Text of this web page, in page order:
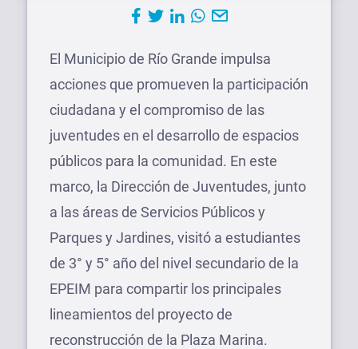
El Municipio de Río Grande impulsa
acciones que promueven la participación
ciudadana y el compromiso de las
juventudes en el desarrollo de espacios
públicos para la comunidad. En este
marco, la Dirección de Juventudes, junto
a las áreas de Servicios Públicos y
Parques y Jardines, visitó a estudiantes
de 3° y 5° año del nivel secundario de la
EPEIM para compartir los principales
lineamientos del proyecto de
reconstrucción de la Plaza Marina.